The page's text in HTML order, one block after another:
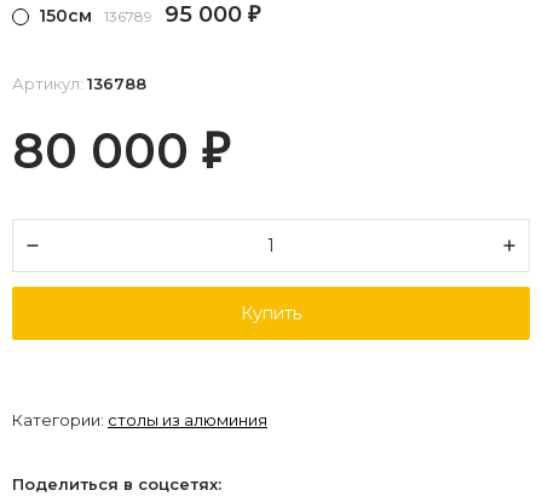
150см 136789 95 000 ₽
Артикул: 136788
80 000 ₽
Купить
Категории: столы из алюминия
Поделиться в соцсетях: